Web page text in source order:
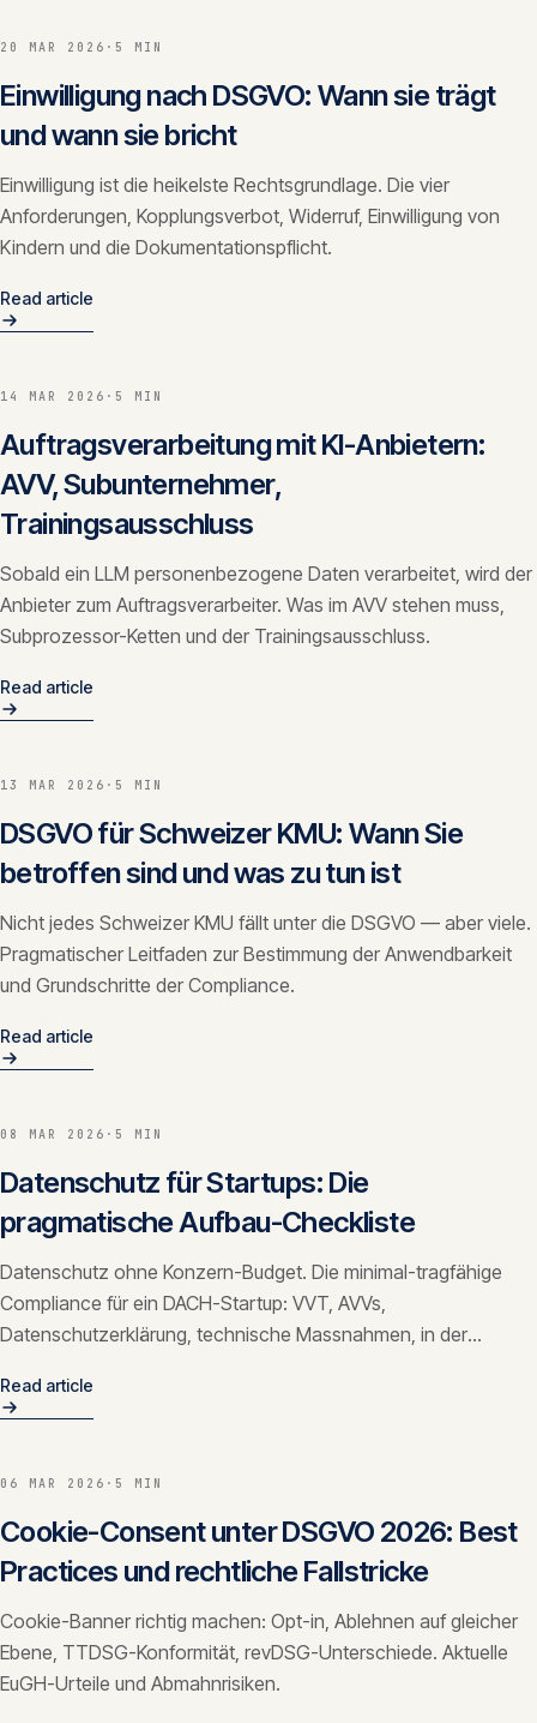
20 MAR 2026 · 5 MIN
Einwilligung nach DSGVO: Wann sie trägt
und wann sie bricht
Einwilligung ist die heikelste Rechtsgrundlage. Die vier
Anforderungen, Kopplungsverbot, Widerruf, Einwilligung von
Kindern und die Dokumentationspflicht.
Read article
14 MAR 2026 · 5 MIN
Auftragsverarbeitung mit KI-Anbietern:
AVV, Subunternehmer,
Trainingsausschluss
Sobald ein LLM personenbezogene Daten verarbeitet, wird der
Anbieter zum Auftragsverarbeiter. Was im AVV stehen muss,
Subprozessor-Ketten und der Trainingsausschluss.
Read article
13 MAR 2026 · 5 MIN
DSGVO für Schweizer KMU: Wann Sie
betroffen sind und was zu tun ist
Nicht jedes Schweizer KMU fällt unter die DSGVO — aber viele.
Pragmatischer Leitfaden zur Bestimmung der Anwendbarkeit
und Grundschritte der Compliance.
Read article
08 MAR 2026 · 5 MIN
Datenschutz für Startups: Die
pragmatische Aufbau-Checkliste
Datenschutz ohne Konzern-Budget. Die minimal-tragfähige
Compliance für ein DACH-Startup: VVT, AVVs,
Datenschutzerklärung, technische Massnahmen, in der
Read article
06 MAR 2026 · 5 MIN
Cookie-Consent unter DSGVO 2026: Best
Practices und rechtliche Fallstricke
Cookie-Banner richtig machen: Opt-in, Ablehnen auf gleicher
Ebene, TTDSG-Konformität, revDSG-Unterschiede. Aktuelle
EuGH-Urteile und Abmahnrisiken.